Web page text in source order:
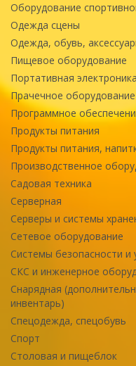
Оборудование
Одежда сцены
Одежда, обувь,
Пищевое оборудование
Портативная электроника
Прачечное оборудование
Программное
Продукты питания
Продукты питания,
Производственное
Садовая техника
Серверная
Серверы и системы
Сетевое оборудование
Системы безопасности
СКС и инженерное
Снарядная
инвентарь)
Спецодежда, спецобувь
Спорт
Столовая и пищеблок